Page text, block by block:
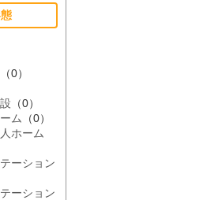
（0）
（0）
ム
（0）
ホーム
ーション
ーション